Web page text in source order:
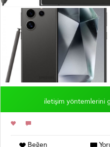
iletişim yöntemlerini
Beğen